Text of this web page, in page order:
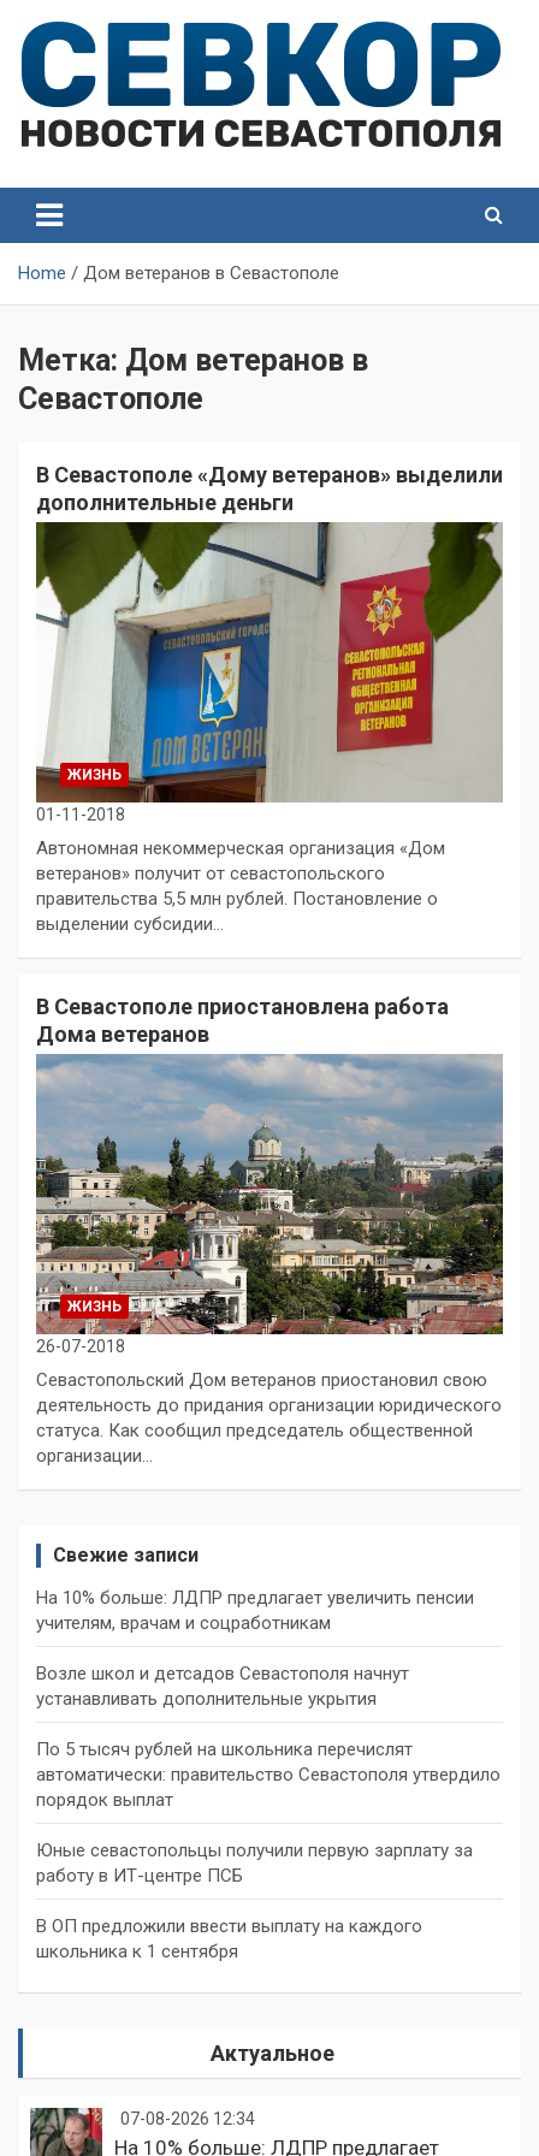
content
Севастополя
Севастополя
Home Дом ветеранов в Севастополе
Метка: Дом ветеранов в
Севастополе
В Севастополе «Дому ветеранов» выделили
дополнительные деньги
ЖИЗНЬ
01-11-2018
Автономная некоммерческая организация «Дом
ветеранов» получит от севастопольского
правительства 5,5 млн рублей. Постановление о
выделении субсидии…
В Севастополе приостановлена работа
Дома ветеранов
ЖИЗНЬ
26-07-2018
Севастопольский Дом ветеранов приостановил свою
деятельность до придания организации юридического
статуса. Как сообщил председатель общественной
организации…
Свежие записи
На 10% больше: ЛДПР предлагает увеличить пенсии
учителям, врачам и соцработникам
Возле школ и детсадов Севастополя начнут
устанавливать дополнительные укрытия
По 5 тысяч рублей на школьника перечислят
автоматически: правительство Севастополя утвердило
порядок выплат
Юные севастопольцы получили первую зарплату за
работу в ИТ-центре ПСБ
В ОП предложили ввести выплату на каждого
школьника к 1 сентября
Актуальное
07-08-2026 12:34
На 10% больше: ЛДПР предлагает